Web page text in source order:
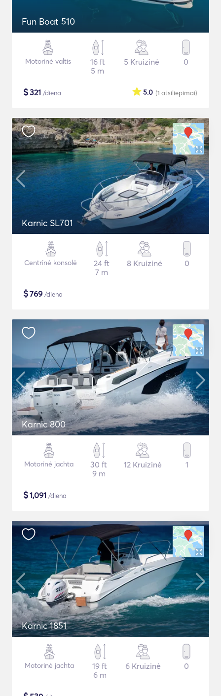
Fun Boat 510
Motorinė valtis
16 ft
5 m
5 Kruizinė 0
$321 /diena (1 atsiliepimai)
5.0
Karnic SL701
Centrinė konsolė
24 ft
7 m
8 Kruizinė 0
$769 /diena
Karnic 800
Motorinė jachta
30 ft
9 m
12 Kruizinė 1
$1,091 /diena
Karnic 1851
Motorinė jachta
19 ft
6 m
6 Kruizinė 0